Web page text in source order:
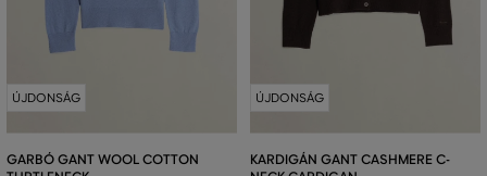
ÚJDONSÁG
GARBÓ GANT WOOL COTTON
ÚJDONSÁG
KARDIGÁN GANT CASHMERE C-